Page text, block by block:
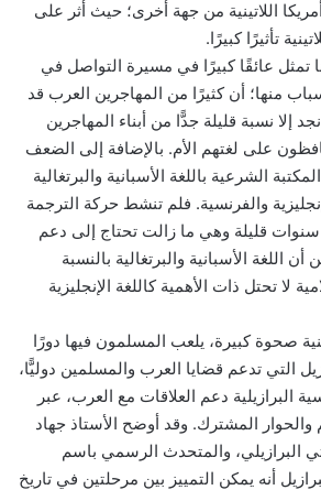
اللاتينية من جهة أخرى؛ حيث أثر على
تأثيرًا كبيرًا.
تمثل عائقًا كبيرًا في مسيرة التواصل في
منها؛ أن كثيرًا من المهاجرين العرب قد
إلا نسبة قليلة جدًّا من أبناء المهاجرين
على لغتهم الأم. بالإضافة إلى الضعف
الشرعية باللغة الأسبانية والبرتغالية
والفرنسية. فلم تنشط حركة الترجمة
سنوات قليلة وهي ما زالت تحتاج إلى دعم
اللغة الأسبانية والبرتغالية بالنسبة
لا تحتل ذات الأهمية كاللغة الإنجليزية
صحوة كبيرة، يلعب المسلمون فيها دورًا
التي تدعم قضايا العرب والمسلمين دوليًّا،
البرازيلية دعم العلاقات مع العرب، عبر
المشترك. وقد أوضح الأستاذ جهاد
البرازيلي، والمتحدث الرسمي باسم
أنه يمكن التمييز بين مرحلتين في تاريخ